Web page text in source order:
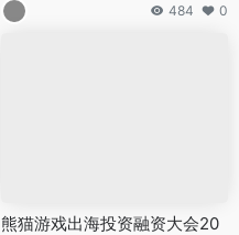
484 0
熊猫游戏出海投资融资大会20